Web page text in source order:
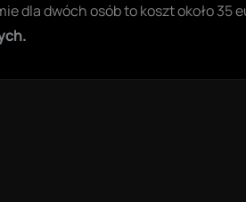
dla dwóch osób to koszt około 35